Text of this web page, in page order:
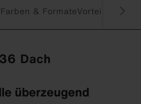
Farben & FormateVorteile &
Dach
überzeugend